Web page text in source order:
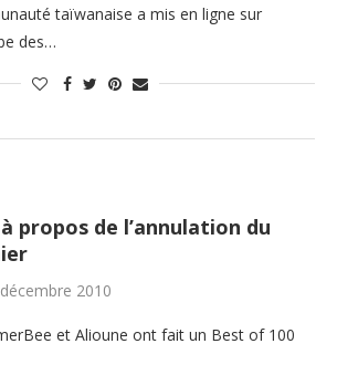
taïwanaise a mis en ligne sur
des…
propos de l’annulation du
2010
et Alioune ont fait un Best of 100